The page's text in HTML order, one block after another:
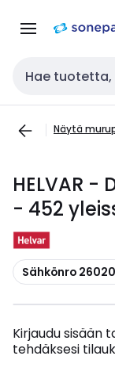
navigointiin
Haku
Näytä
HELVAR -
- 452
Kopioi
Sähkönro
Kirjaudu sisään
tehdäksesi